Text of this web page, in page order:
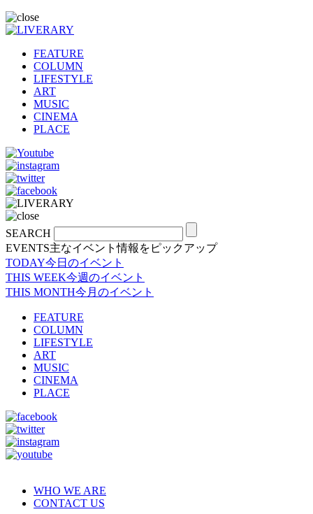
FEATURE
COLUMN
LIFESTYLE
ART
MUSIC
CINEMA
PLACE
SEARCH
EVENTS主なイベント情報をピックアップ
TODAY今日のイベント
THIS WEEK今週のイベント
THIS MONTH今月のイベント
FEATURE
COLUMN
LIFESTYLE
ART
MUSIC
CINEMA
PLACE
WHO WE ARE
CONTACT US